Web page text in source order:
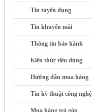
Tin tuyển dụng
Tin khuyến mãi
Thông tin bảo hành
Kiến thức tiêu dùng
Hướng dẫn mua hàng
Tin kỹ thuật công nghệ
Mua hàng trả góp